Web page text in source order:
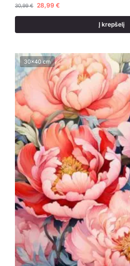
30,99€ 28,99 €
Į krepšelį
30x40 cm